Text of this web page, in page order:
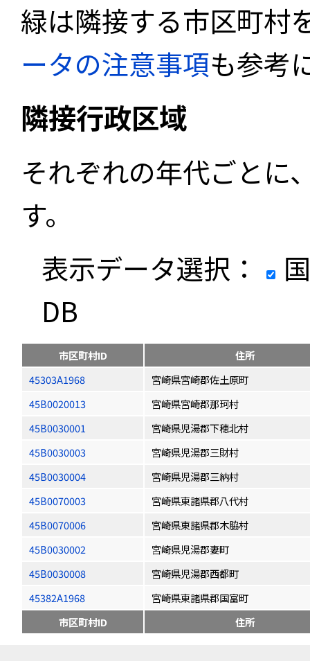
緑は隣接する市区町村
ータの注意事項も参考
隣接行政区域
それぞれの年代ごとに
す。
表示データ選択：
DB
市区町村ID
住所
45303A1968
宮崎県宮崎郡佐土原町
45B0020013
宮崎県宮崎郡那珂村
45B0030001
宮崎県児湯郡下穂北村
45B0030003
宮崎県児湯郡三財村
45B0030004
宮崎県児湯郡三納村
45B0070003
宮崎県東諸県郡八代村
45B0070006
宮崎県東諸県郡木脇村
45B0030002
宮崎県児湯郡妻町
45B0030008
宮崎県児湯郡西都町
45382A1968
宮崎県東諸県郡国富町
市区町村ID
住所